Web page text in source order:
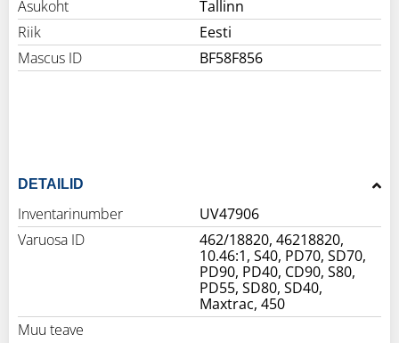
Asukoht
Tallinn
Riik
Eesti
Mascus ID
BF58F856
DETAILID
Inventarinumber
UV47906
Varuosa ID
462/18820, 46218820,
10.46:1, S40, PD70, SD70,
PD90, PD40, CD90, S80,
PD55, SD80, SD40,
Maxtrac, 450
Muu teave